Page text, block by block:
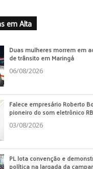
em Alta
Duas mulheres morrem em
de trânsito em Maringá
06/08/2026
Falece empresário Roberto
pioneiro do som eletrônico
03/08/2026
PL lota convenção e
política na largada da